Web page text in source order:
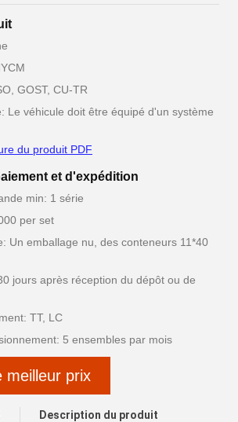
GOST, CU-TR
Le véhicule doit être équipé d'un système
du produit PDF
et d'expédition
min: 1 série
per set
Un emballage nu, des conteneurs 11*40
jours après réception du dépôt ou de
TT, LC
5 ensembles par mois
meilleur prix
Description du produit